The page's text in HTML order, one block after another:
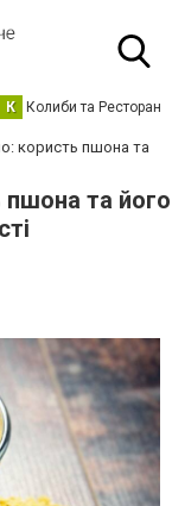
К Колиби та Ресторани
користь пшона та
та його